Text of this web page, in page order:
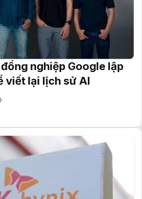
nghiệp Google lập
viết lại lịch sử AI